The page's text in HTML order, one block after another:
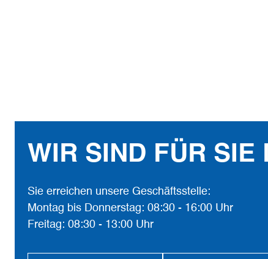
WIR SIND FÜR SIE
Sie erreichen unsere Geschäftsstelle:
Montag bis Donnerstag: 08:30 - 16:00 Uhr
Freitag: 08:30 - 13:00 Uhr